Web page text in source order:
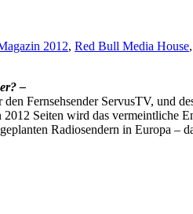
2012, Red Bull Media House,
–
Fernsehsender ServusTV, und
Seiten wird das vermeintliche
Radiosendern in Europa –